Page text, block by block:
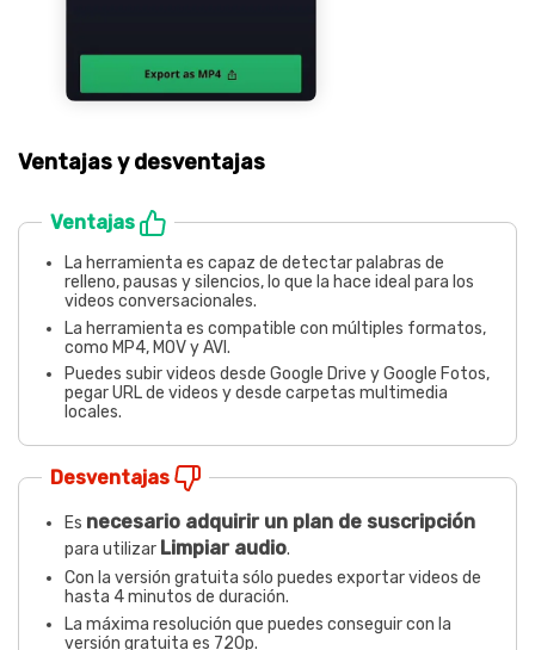
Ventajas y desventajas
Ventajas
La herramienta es capaz de detectar palabras de
relleno, pausas y silencios, lo que la hace ideal para los
videos conversacionales.
La herramienta es compatible con múltiples formatos,
como MP4, MOV y AVI.
Puedes subir videos desde Google Drive y Google Fotos,
pegar URL de videos y desde carpetas multimedia
locales.
Desventajas
Es necesario adquirir un plan de suscripción
para utilizar Limpiar audio.
Con la versión gratuita sólo puedes exportar videos de
hasta 4 minutos de duración.
La máxima resolución que puedes conseguir con la
versión gratuita es 720p.